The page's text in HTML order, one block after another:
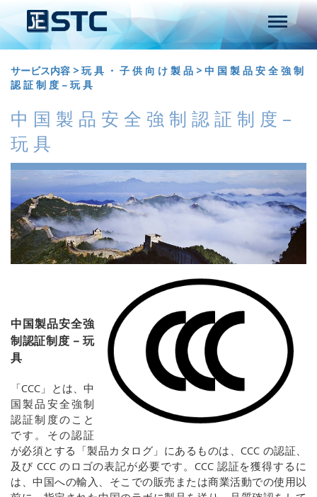
サービス内容 > 玩 具 ・ 子 供 向 け 製 品 > 中 国 製 品 安 全 強 制
認 証 制 度 – 玩 具
中 国 製 品 安 全 強 制 認 証 制 度 –
玩 具
中国製品安全強
制認証制度 – 玩
具
「CCC 」とは、中
国製品安全強制
認証制度のこと
です。その認証
が必須とする「製品カタログ」にあるものは、CCC の認証、
及び CCC のロゴの表記が必要です。 CCC 認証を獲得するに
は、中国への輸入、そこでの販売または商業活動での使用以